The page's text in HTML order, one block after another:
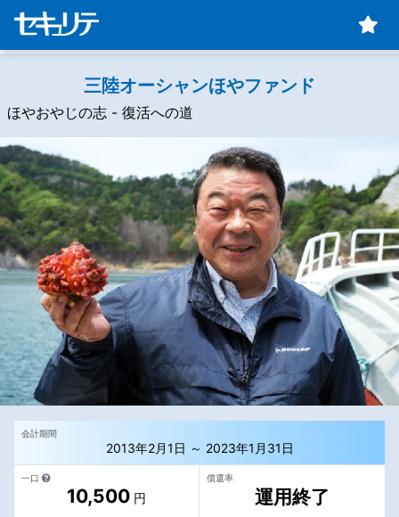
三陸オーシャンほやファンド
ほやおやじの志 - 復活への道
会計期間
2013年2月1日 ～ 2023年1月31日
一口
10,500 円
償還率
運用終了